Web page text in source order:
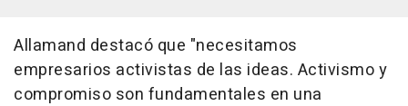
Allamand destacó que "necesitamos
empresarios activistas de las ideas. Activismo y
compromiso son fundamentales en una